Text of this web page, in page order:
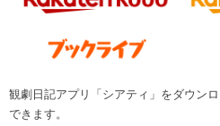
観劇日記アプリ「シアティ」をダウン
できます。